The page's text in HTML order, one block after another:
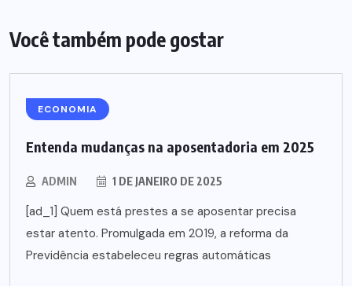
Você também pode gostar
ECONOMIA
Entenda mudanças na aposentadoria em 2025
ADMIN 1 DE JANEIRO DE 2025
[ad_1] Quem está prestes a se aposentar precisa
estar atento. Promulgada em 2019, a reforma da
Previdência estabeleceu regras automáticas